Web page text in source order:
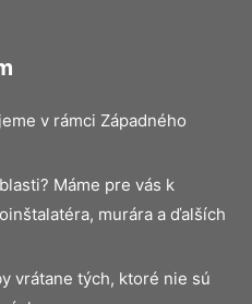
v rámci Západného
Máme pre vás k
murára a ďalších
vrátane tých, ktoré nie sú